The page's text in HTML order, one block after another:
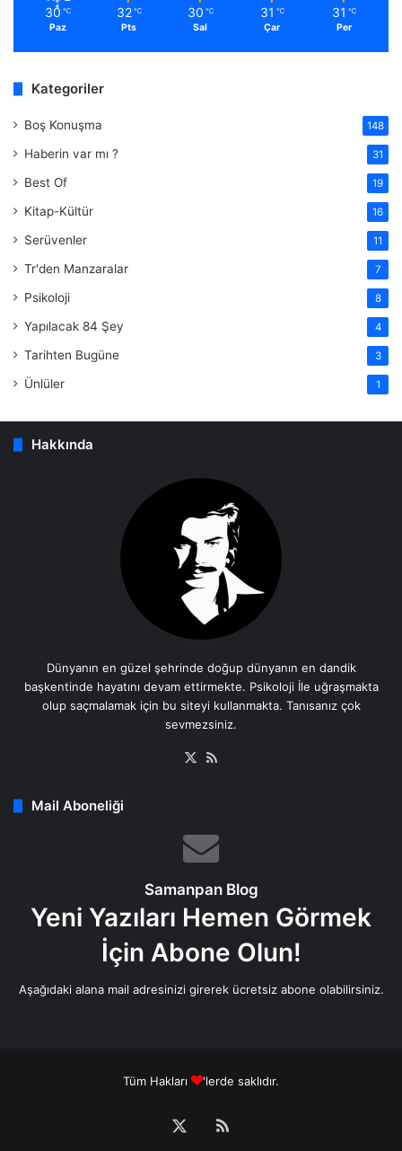
30 ℃
Paz
32 ℃
Pts
30 ℃
Sal
31 ℃
Çar
31 ℃
Per
Kategoriler
Boş Konuşma 148
Haberin var mı ? 31
Best Of 19
Kitap-Kültür 16
Serüvenler 11
Tr'den Manzaralar 7
Psikoloji 8
Yapılacak 84 Şey 4
Tarihten Bugüne 3
Ünlüler 1
Hakkında
Dünyanın en güzel şehrinde doğup dünyanın en dandik
başkentinde hayatını devam ettirmekte. Psikoloji İle uğraşmakta
olup saçmalamak için bu siteyi kullanmakta. Tanısanız çok
sevmezsiniz.
X
Mail Aboneliği
Samanpan Blog
Yeni Yazıları Hemen Görmek
İçin Abone Olun!
Aşağıdaki alana mail adresinizi girerek ücretsiz abone olabilirsiniz.
Tüm Hakları 'lerde saklıdır.